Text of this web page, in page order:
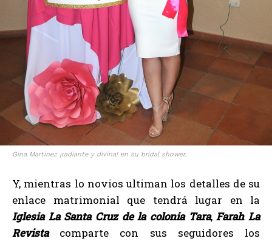
Gina Martínez ¡radiante y divina! en su bridal shower.
Y, mientras lo novios ultiman los detalles de su
enlace matrimonial que tendrá lugar en la
Iglesia La Santa Cruz de la colonia Tara,Farah La
Revistacomparte con sus seguidores los